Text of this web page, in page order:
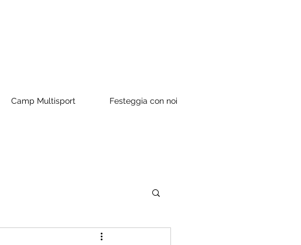
Camp Multisport Festeggia con noi